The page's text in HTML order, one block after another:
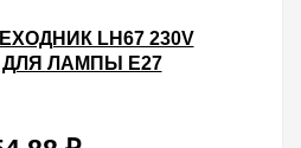
LH67 230V
ДЛЯ ЛАМПЫ E27